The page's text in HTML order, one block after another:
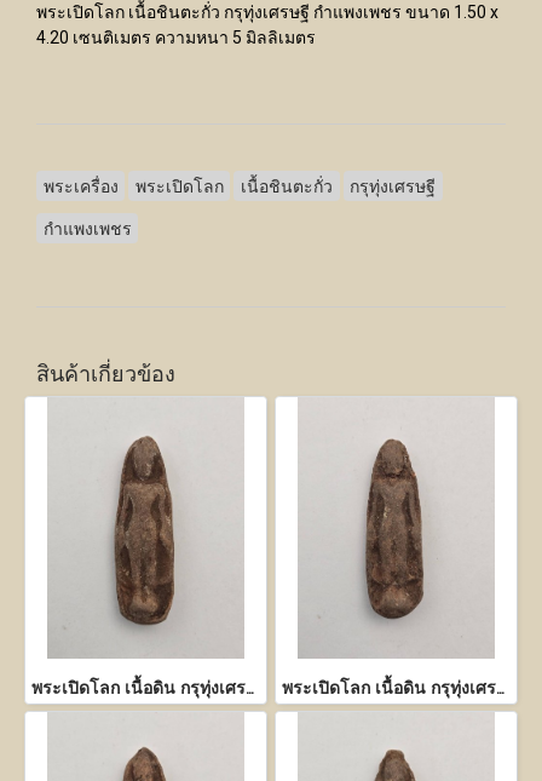
พระเปิดโลก เนื้อชินตะกั่ว กรุทุ่งเศรษฐี กำแพงเพชร ขนาด 1.50 x
4.20 เซนติเมตร ความหนา 5 มิลลิเมตร
พระเครื่อง พระเปิดโลก เนื้อชินตะกั่ว กรุทุ่งเศรษฐี
กำแพงเพชร
สินค้าเกี่ยวข้อง
พระเปิดโลก เนื้อดิน กรุทุ่งเศรษฐี กำแพงเพชร พระเปิดโลก เนื้อดิน กรุทุ่งเศรษฐี กำแพงเพชร